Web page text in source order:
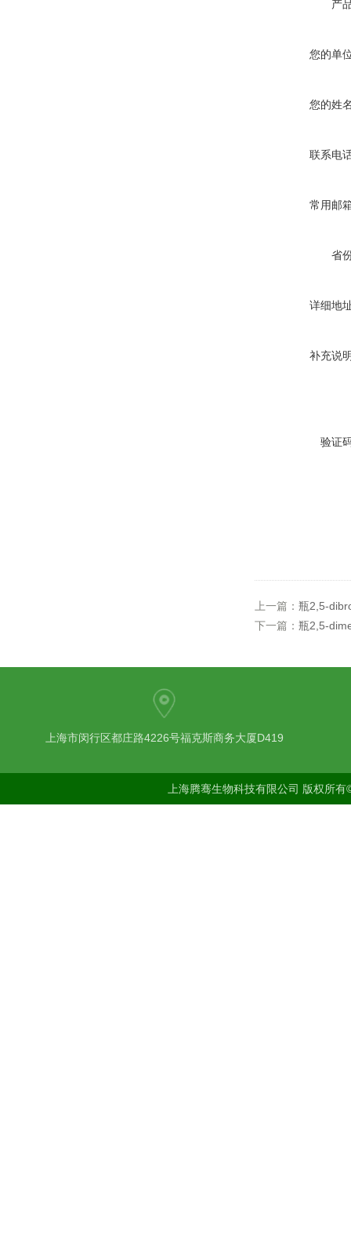
产
您的单
您的姓
联系电
常用邮
省
详细地
补充说
验证
上一篇： 瓶2,5-
下一篇： 瓶2,5-
上海市闵行区都庄路4226号福克斯商务大厦D419
上海腾骞生物科技有限公司 版权所